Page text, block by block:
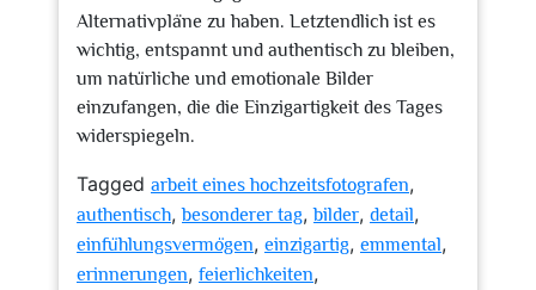
Alternativpläne zu haben. Letztendlich ist es
wichtig, entspannt und authentisch zu bleiben,
um natürliche und emotionale Bilder
einzufangen, die die Einzigartigkeit des Tages
widerspiegeln.
Tagged arbeit eines hochzeitsfotografen,
authentisch,besonderer tag,bilder, detail,
einfühlungsvermögen, einzigartig, emmental,
erinnerungen, feierlichkeiten,